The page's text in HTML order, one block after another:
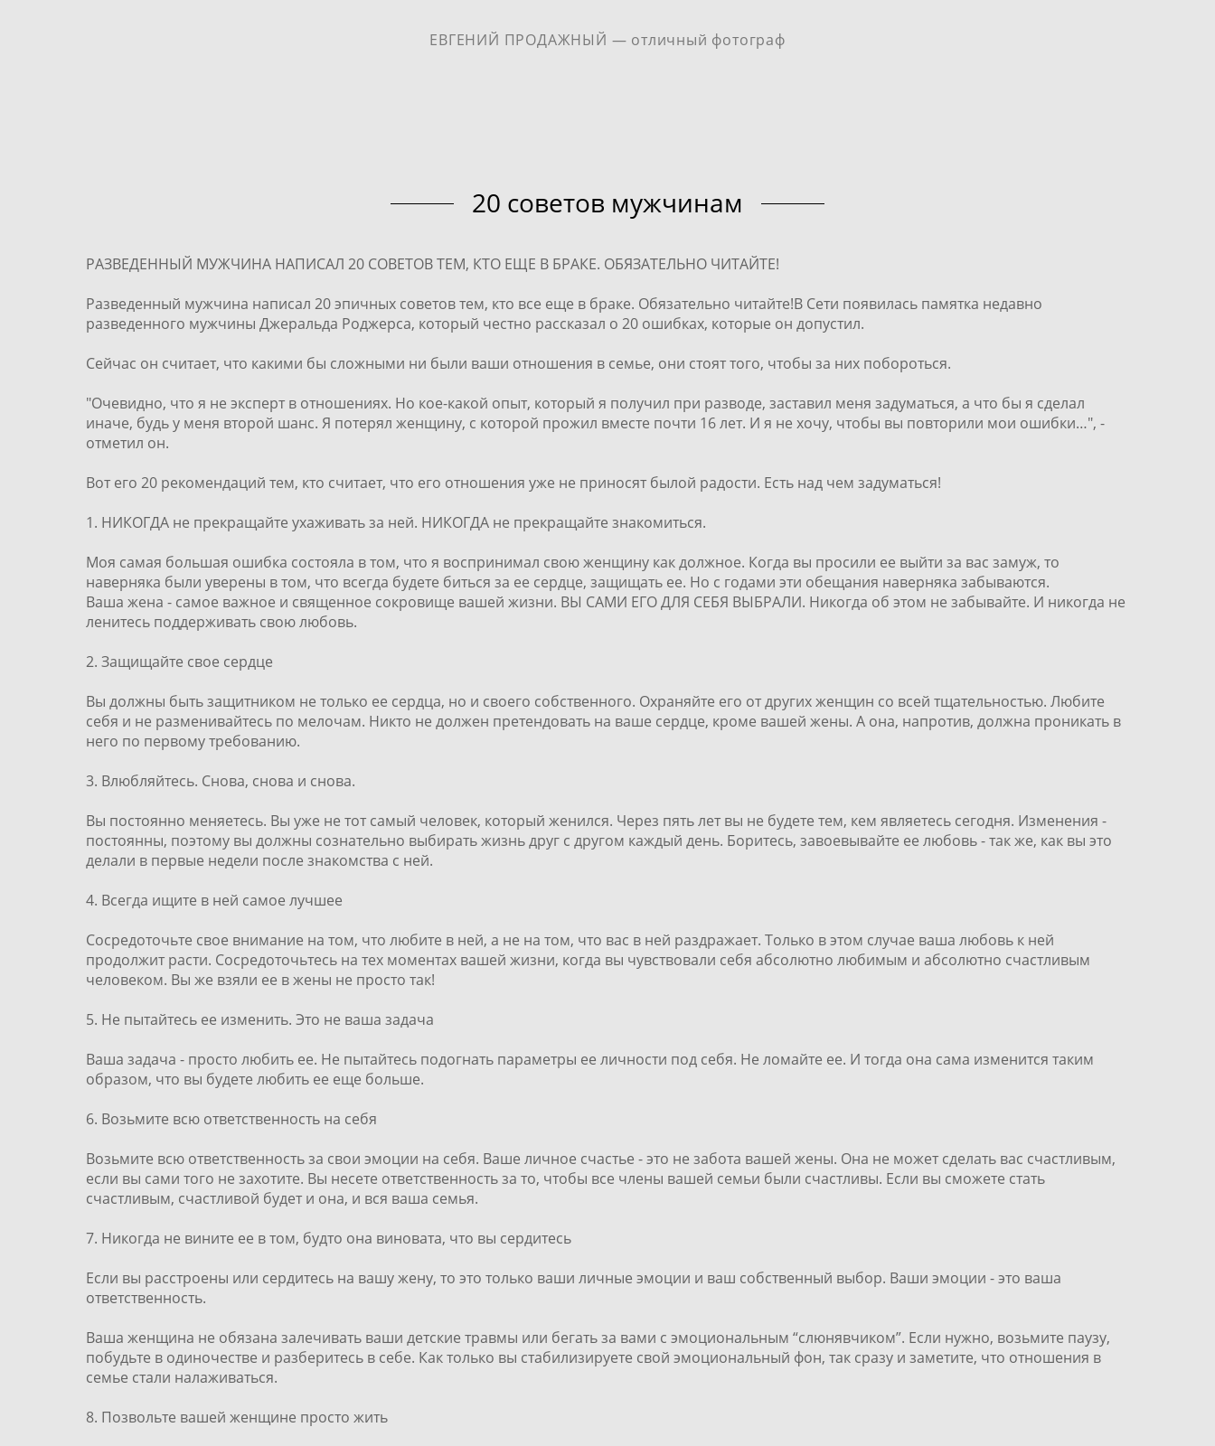
ЕВГЕНИЙ ПРОДАЖНЫЙ — отличный фотограф
20 советов мужчинам
РАЗВЕДЕННЫЙ МУЖЧИНА НАПИСАЛ 20 СОВЕТОВ ТЕМ, КТО ЕЩЕ В БРАКЕ. ОБЯЗАТЕЛЬНО ЧИТАЙТЕ!
Разведенный мужчина написал 20 эпичных советов тем, кто все еще в браке. Обязательно читайте!В Сети появилась памятка недавно
разведенного мужчины Джеральда Роджерса, который честно рассказал о 20 ошибках, которые он допустил.
Сейчас он считает, что какими бы сложными ни были ваши отношения в семье, они стоят того, чтобы за них побороться.
"Очевидно, что я не эксперт в отношениях. Но кое-какой опыт, который я получил при разводе, заставил меня задуматься, а что бы я сделал
иначе, будь у меня второй шанс. Я потерял женщину, с которой прожил вместе почти 16 лет. И я не хочу, чтобы вы повторили мои ошибки…", -
отметил он.
Вот его 20 рекомендаций тем, кто считает, что его отношения уже не приносят былой радости. Есть над чем задуматься!
1. НИКОГДА не прекращайте ухаживать за ней. НИКОГДА не прекращайте знакомиться.
Моя самая большая ошибка состояла в том, что я воспринимал свою женщину как должное. Когда вы просили ее выйти за вас замуж, то
наверняка были уверены в том, что всегда будете биться за ее сердце, защищать ее. Но с годами эти обещания наверняка забываются.
Ваша жена - самое важное и священное сокровище вашей жизни. ВЫ САМИ ЕГО ДЛЯ СЕБЯ ВЫБРАЛИ. Никогда об этом не забывайте. И никогда не
ленитесь поддерживать свою любовь.
2. Защищайте свое сердце
Вы должны быть защитником не только ее сердца, но и своего собственного. Охраняйте его от других женщин со всей тщательностью. Любите
себя и не разменивайтесь по мелочам. Никто не должен претендовать на ваше сердце, кроме вашей жены. А она, напротив, должна проникать в
него по первому требованию.
3. Влюбляйтесь. Снова, снова и снова.
Вы постоянно меняетесь. Вы уже не тот самый человек, который женился. Через пять лет вы не будете тем, кем являетесь сегодня. Изменения -
постоянны, поэтому вы должны сознательно выбирать жизнь друг с другом каждый день. Боритесь, завоевывайте ее любовь - так же, как вы это
делали в первые недели после знакомства с ней.
4. Всегда ищите в ней самое лучшее
Сосредоточьте свое внимание на том, что любите в ней, а не на том, что вас в ней раздражает. Только в этом случае ваша любовь к ней
продолжит расти. Сосредоточьтесь на тех моментах вашей жизни, когда вы чувствовали себя абсолютно любимым и абсолютно счастливым
человеком. Вы же взяли ее в жены не просто так!
5. Не пытайтесь ее изменить. Это не ваша задача
Ваша задача - просто любить ее. Не пытайтесь подогнать параметры ее личности под себя. Не ломайте ее. И тогда она сама изменится таким
образом, что вы будете любить ее еще больше.
6. Возьмите всю ответственность на себя
Возьмите всю ответственность за свои эмоции на себя. Ваше личное счастье - это не забота вашей жены. Она не может сделать вас счастливым,
если вы сами того не захотите. Вы несете ответственность за то, чтобы все члены вашей семьи были счастливы. Если вы сможете стать
счастливым, счастливой будет и она, и вся ваша семья.
7. Никогда не вините ее в том, будто она виновата, что вы сердитесь
Если вы расстроены или сердитесь на вашу жену, то это только ваши личные эмоции и ваш собственный выбор. Ваши эмоции - это ваша
ответственность.
Ваша женщина не обязана залечивать ваши детские травмы или бегать за вами с эмоциональным “слюнявчиком”. Если нужно, возьмите паузу,
побудьте в одиночестве и разберитесь в себе. Как только вы стабилизируете свой эмоциональный фон, так сразу и заметите, что отношения в
семье стали налаживаться.
8. Позвольте вашей женщине просто жить